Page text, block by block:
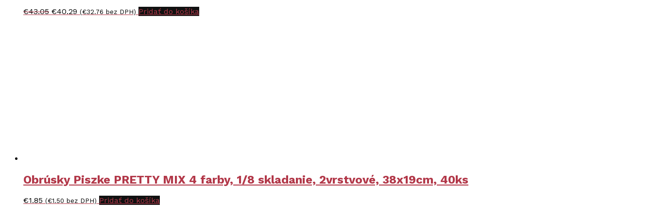
€43.05 Pôvodná
€40.29 Aktuálna
(€32.76 bez DPH) Pridať do košíka
Obrúsky Piszke PRETTY MIX 4 farby, 1/8 skladanie, 2vrstvové, 38x19cm, 40ks
€1.85 (€1.50 bez DPH) Pridať do košíka